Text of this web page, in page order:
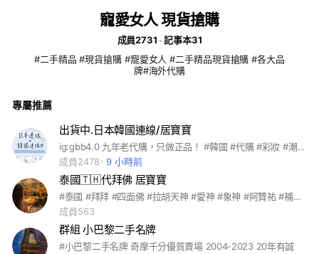
寵愛女人 現貨搶購
成員2731
記事本31
#二手精品 #現貨搶購 #寵愛女人 #二手精品現貨搶購 #各大品
牌#海外代購
專屬推薦
出貨中.日本韓國連線/居寶寶
ig:gbb4.0 九年老代購，只做正品！ #韓國 #代購 #彩妝 #潮服 #服飾 #韓星 #穿搭 #飾品 #墨鏡 #韓劇
成員2478
9 小時前
泰國🇹🇭代拜佛 居寶寶
#泰國 #拜拜 #四面佛 #拉胡天神 #愛神 #象神 #阿贊祐 #補財庫 #化太歲 #佛牌
成員563
群組 小巴黎二手名牌
#小巴黎二手名牌 奇摩千分優質賣場 2004-2023 20年有誠